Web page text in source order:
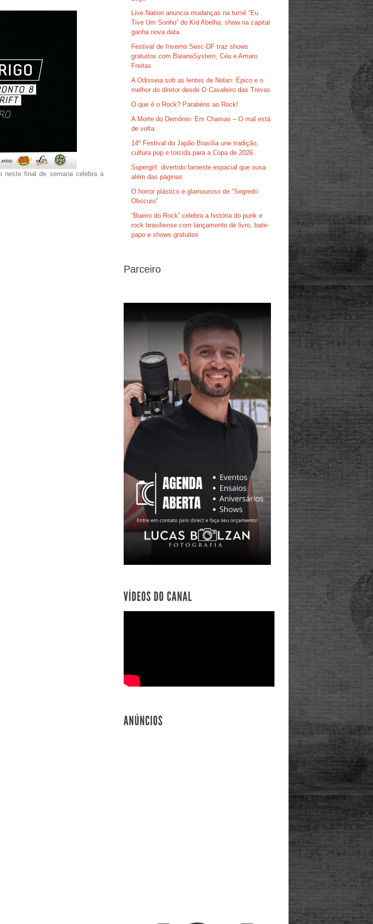
neste final de semana celebra a
Live Nation anuncia mudanças na turnê “Eu
Tive Um Sonho” do Kid Abelha; show na capital
ganha nova data
Festival de Inverno Sesc-DF traz shows
gratuitos com BaianaSystem, Céu e Amaro
Freitas
A Odisseia sob as lentes de Nolan: Épico e o
melhor do diretor desde O Cavaleiro das Trevas
O que é o Rock? Parabéns ao Rock!
A Morte do Demônio: Em Chamas – O mal está
de volta
14º Festival do Japão Brasília une tradição,
cultura pop e torcida para a Copa de 2026
Supergirl: divertido faroeste espacial que ousa
além das páginas
O horror plástico e glamouroso de “Segredo
Obscuro”
“Bueiro do Rock” celebra a história do punk e
rock brasiliense com lançamento de livro, bate-
papo e shows gratuitos
Parceiro